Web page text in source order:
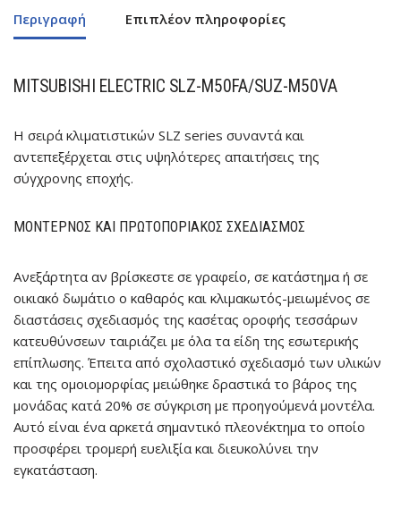
Περιγραφή Επιπλέον πληροφορίες
MITSUBISHI ELECTRIC SLZ-M50FA/SUZ-M50VA
Η σειρά κλιματιστικών SLZ series συναντά και
αντεπεξέρχεται στις υψηλότερες απαιτήσεις της
σύγχρονης εποχής.
ΜΟΝΤΈΡΝΟΣ ΚΑΙ ΠΡΩΤΟΠΟΡΙΑΚΌΣ ΣΧΕΔΙΑΣΜΌΣ
Ανεξάρτητα αν βρίσκεστε σε γραφείο, σε κατάστημα ή σε
οικιακό δωμάτιο ο καθαρός και κλιμακωτός-μειωμένος σε
διαστάσεις σχεδιασμός της κασέτας οροφής τεσσάρων
κατευθύνσεων ταιριάζει με όλα τα είδη της εσωτερικής
επίπλωσης. Έπειτα από σχολαστικό σχεδιασμό των υλικών
και της ομοιομορφίας μειώθηκε δραστικά το βάρος της
μονάδας κατά 20% σε σύγκριση με προηγούμενά μοντέλα.
Αυτό είναι ένα αρκετά σημαντικό πλεονέκτημα το οποίο
προσφέρει τρομερή ευελιξία και διευκολύνει την
εγκατάσταση.